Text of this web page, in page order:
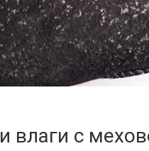
влаги с